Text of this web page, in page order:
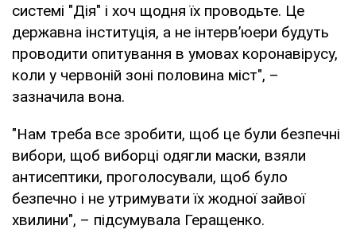
системі "Дія" і хоч щодня їх проводьте. Це
державна інституція, а не інтерв’юери будуть
проводити опитування в умовах коронавірусу,
коли у червоній зоні половина міст", –
зазначила вона.
"Нам треба все зробити, щоб це були безпечні
вибори, щоб виборці одягли маски, взяли
антисептики, проголосували, щоб було
безпечно і не утримувати їх жодної зайвої
хвилини", – підсумувала Геращенко.